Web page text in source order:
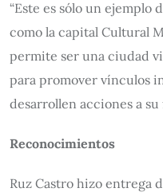
“Este es sólo un ejemplo
como la capital Cultural
permite ser una ciudad
para promover vínculos
desarrollen acciones a su
Reconocimientos
Ruz Castro hizo entrega